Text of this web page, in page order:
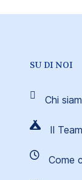
SU DI NOI
Chi
Il Team
Come